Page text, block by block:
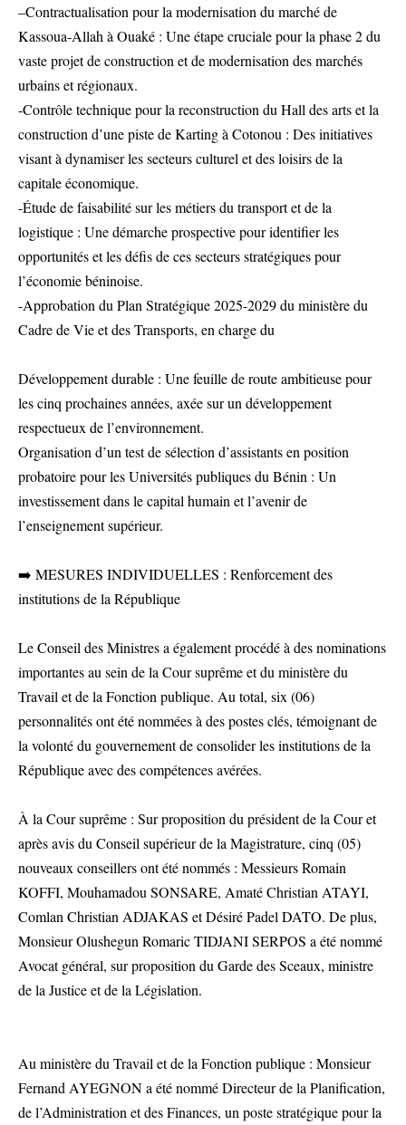
–Contractualisation pour la modernisation du marché de
Kassoua-Allah à Ouaké : Une étape cruciale pour la phase 2 du
vaste projet de construction et de modernisation des marchés
urbains et régionaux.
-Contrôle technique pour la reconstruction du Hall des arts et la
construction d’une piste de Karting à Cotonou : Des initiatives
visant à dynamiser les secteurs culturel et des loisirs de la
capitale économique.
-Étude de faisabilité sur les métiers du transport et de la
logistique : Une démarche prospective pour identifier les
opportunités et les défis de ces secteurs stratégiques pour
l’économie béninoise.
-Approbation du Plan Stratégique 2025-2029 du ministère du
Cadre de Vie et des Transports, en charge du
Développement durable : Une feuille de route ambitieuse pour
les cinq prochaines années, axée sur un développement
respectueux de l’environnement.
Organisation d’un test de sélection d’assistants en position
probatoire pour les Universités publiques du Bénin : Un
investissement dans le capital humain et l’avenir de
l’enseignement supérieur.
➡️ MESURES INDIVIDUELLES : Renforcement des
institutions de la République
Le Conseil des Ministres a également procédé à des nominations
importantes au sein de la Cour suprême et du ministère du
Travail et de la Fonction publique. Au total, six (06)
personnalités ont été nommées à des postes clés, témoignant de
la volonté du gouvernement de consolider les institutions de la
République avec des compétences avérées.
À la Cour suprême : Sur proposition du président de la Cour et
après avis du Conseil supérieur de la Magistrature, cinq (05)
nouveaux conseillers ont été nommés : Messieurs Romain
KOFFI, Mouhamadou SONSARE, Amaté Christian ATAYI,
Comlan Christian ADJAKAS et Désiré Padel DATO. De plus,
Monsieur Olushegun Romaric TIDJANI SERPOS a été nommé
Avocat général, sur proposition du Garde des Sceaux, ministre
de la Justice et de la Législation.
Au ministère du Travail et de la Fonction publique : Monsieur
Fernand AYEGNON a été nommé Directeur de la Planification,
de l’Administration et des Finances, un poste stratégique pour la